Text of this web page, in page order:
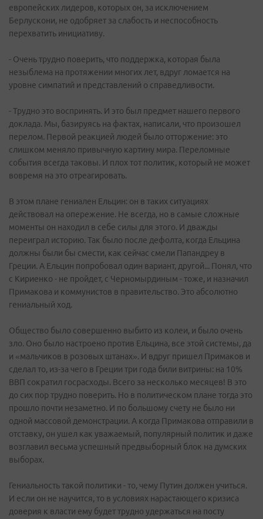
европейских лидеров, которых он, за исключением
Берлускони, не одобряет за слабость и неспособность
перехватить инициативу.
- Очень трудно поверить, что поддержка, которая была
незыблема на протяжении многих лет, вдруг ломается на
уровне симпатий и представлений о справедливости.
- Трудно это воспринять. И это был предмет нашего первого
доклада. Мы, базируясь на фактах, написали, что произошел
перелом. Первой реакцией людей было отторжение: это
слишком меняло привычную картину мира. Переломные
события всегда таковы. И плох тот политик, который не может
вовремя на это отреагировать.
В этом плане гениален Ельцин: он в таких ситуациях
действовал на опережение. Не всегда, но в самые сложные
моменты он находил в себе силы для этого. И дважды
переиграл историю. Так было после дефолта, когда Ельцина
должны были бы смести, как сейчас смели Папандреу в
Греции. А Ельцин попробовал один вариант, другой... Понял, что
с Кириенко - не пройдет, с Черномырдиным - тоже, и назначил
Примакова и коммунистов в правительство. Это абсолютно
гениальный ход.
Общество было совершенно выбито из колеи, и было очень
зло. Оно было настроено против Ельцина, все этой системы, да
и «мальчиков в розовых штанах». И вдруг пришел Примаков и
сделал то, из-за чего в Греции три года били витрины: на 10%
ВВП сократил госрасходы. Всего за несколько месяцев! В это
до сих пор трудно поверить. Но в политическом плане тогда это
прошло почти незаметно. И по большому счету не было ни
одной массовой демонстрации. А когда Примакова отправили в
отставку, он ушел как уважаемый, популярный политик и даже
возглавил весьма успешный предвыборный блок на думских
выборах.
Гениальность такой политики - то, чему Путин должен учиться.
И если он не научится, то в условиях нарастающего кризиса
доверия к власти ему будет трудно удержаться на посту